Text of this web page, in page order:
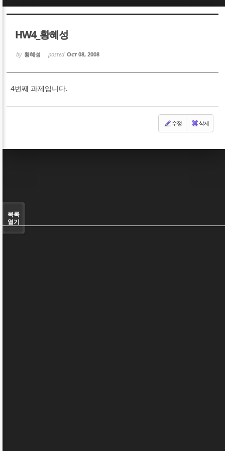
HW4_황혜성
by 황혜성 posted Oct 08, 2008
4번째 과제입니다.
수정 삭제
목록
열기
Sketchbook5, 스케치북5
Sketchbook5, 스케치북5
Sketchbook5, 스케치북5
Sketchbook5, 스케치북5